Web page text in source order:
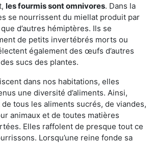
les fourmis sont omnivores. Dans la
se nourrissent du miellat produit par
d’autres hémiptères. Ils se
de petits invertébrés morts ou
également des œufs d’autres
sucs des plantes.
dans nos habitations, elles
une diversité d’aliments. Ainsi,
tous les aliments sucrés, de viandes,
animaux et de toutes matières
Elles raffolent de presque tout ce
Lorsqu’une reine fonde sa